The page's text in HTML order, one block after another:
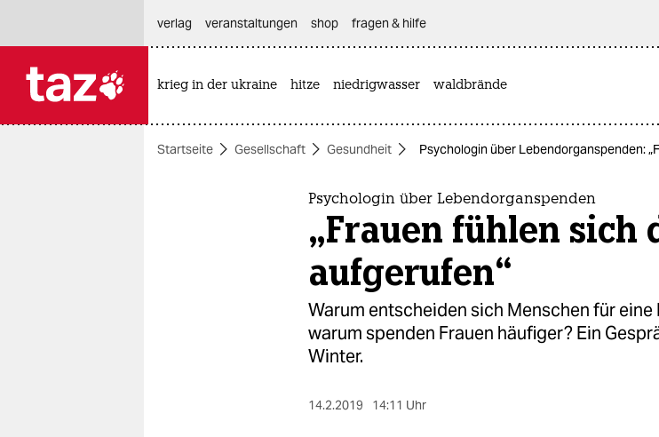
themen
verlag
veranstaltungen shop fragen & hilfe
krieg in der ukraine hitze niedrigwasser waldbrände
Startseite Gesellschaft Gesundheit Psychologin über Lebendorganspenden:
Psychologin über Lebendorganspenden
„Frauen fühlen sich
aufgerufen“
Warum entscheiden sich Menschen für
warum spenden Frauen häufiger? Ein
Winter.
14.2.2019 14:11 Uhr